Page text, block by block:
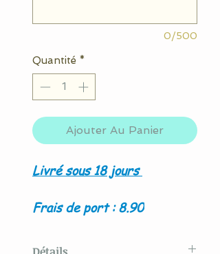
0/500
Quantité *
Ajouter Au Panier
Livré sous 18 jours
Frais de port : 8.90
Détails